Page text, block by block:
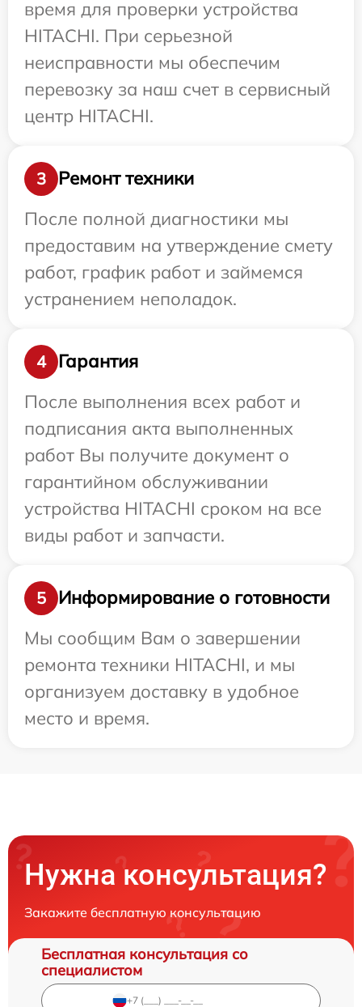
время для проверки устройства
HITACHI. При серьезной
неисправности мы обеспечим
перевозку за наш счет в сервисный
центр HITACHI.
3
Ремонт техники
После полной диагностики мы
предоставим на утверждение смету
работ, график работ и займемся
устранением неполадок.
4
Гарантия
После выполнения всех работ и
подписания акта выполненных
работ Вы получите документ о
гарантийном обслуживании
устройства HITACHI сроком на все
виды работ и запчасти.
5
Информирование о готовности
Мы сообщим Вам о завершении
ремонта техники HITACHI, и мы
организуем доставку в удобное
место и время.
Нужна консультация?
Закажите бесплатную консультацию
Бесплатная консультация со
специалистом